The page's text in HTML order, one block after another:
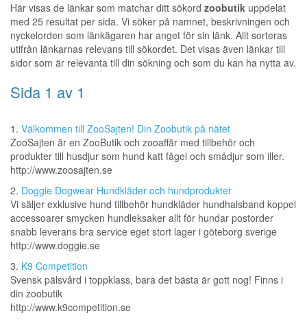
Här visas de länkar som matchar ditt sökord zoobutik uppdelat
med 25 resultat per sida. Vi söker på namnet, beskrivningen och
nyckelorden som länkägaren har anget för sin länk. Allt sorteras
utifrån länkarnas relevans till sökordet. Det visas även länkar till
sidor som är relevanta till din sökning och som du kan ha nytta av.
Sida 1 av 1
1. Välkommen till ZooSajten! Din Zoobutik på nätet
ZooSajten är en ZooButik och zooaffär med tillbehör och
produkter till husdjur som hund katt fågel och smådjur som iller.
http://www.zoosajten.se
2. Doggie Dogwear Hundkläder och hundprodukter
Vi säljer exklusive hund tillbehör hundkläder hundhalsband koppel
accessoarer smycken hundleksaker allt för hundar postorder
snabb leverans bra service eget stort lager i göteborg sverige
http://www.doggie.se
3. K9 Competition
Svensk pälsvård i toppklass, bara det bästa är gott nog! Finns i
din zoobutik
http://www.k9competition.se